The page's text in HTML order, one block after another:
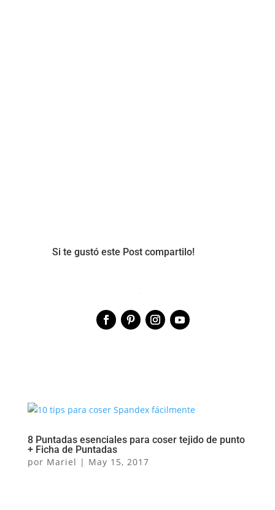
Si te gustó este Post compartilo!
8 Puntadas esenciales para coser tejido de punto
+ Ficha de Puntadas
por Mariel | May 15, 2017